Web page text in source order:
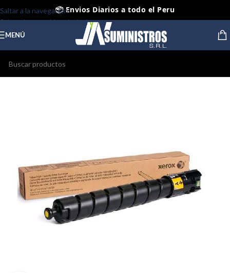
Saltar a la navegación
Saltar al contenido principal
📦 Envios Diarios a todo el Peru
🤝 Pago contra entrega Lima y Callao
⭐ Productos Originales y Nuevos
MENÚ